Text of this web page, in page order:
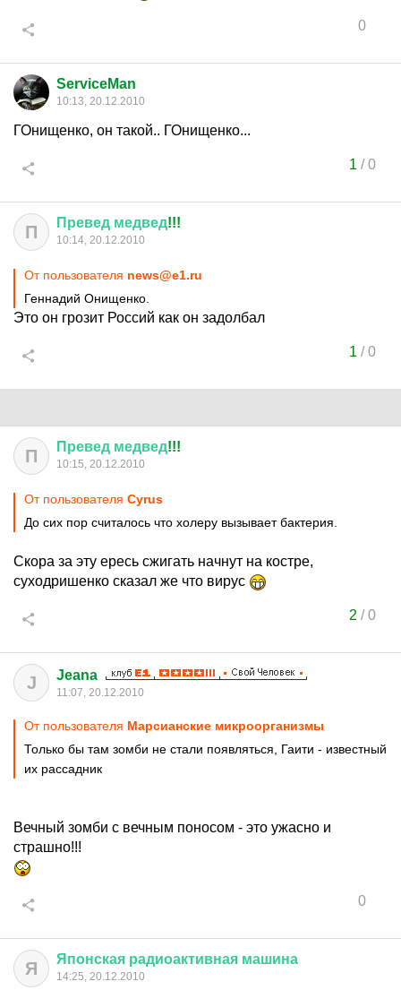
0
ServiceMan
10:13, 20.12.2010
ГОнищенко, он такой.. ГОнищенко...
1 /0
П Превед медвед!!!
10:14, 20.12.2010
От пользователя news@e1.ru
Геннадий Онищенко.
Это он грозит Россий как он задолбал
1 /0
П Превед медвед!!!
10:15, 20.12.2010
От пользователя Cyrus
До сих пор считалось что холеру вызывает бактерия.
Скора за эту ересь сжигать начнут на костре,
суходришенко сказал же что вирус
2 /0
J Jeana
11:07, 20.12.2010
От пользователя Марсианские микроорганизмы
Только бы там зомби не стали появляться, Гаити - известный
их рассадник
Вечный зомби с вечным поносом - это ужасно и
страшно!!!
0
Я Японская радиоактивная машина
14:25, 20.12.2010